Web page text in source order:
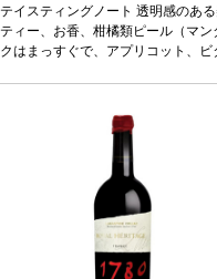
いを含む。ミッドパレットは、調
バターのニュアンスによりバラン
のテロワールに沿った心地よいデ
なスパイスを効かせたロースト野
葡萄品種ルーサンヌ、ヴ
*本ヴィンテージが在庫切れの場合
ヴィンテージに変更されますのでご
テイスティングノート 透明感のあ
ティー、お香、柑橘類ピール（マ
クはまっすぐで、アプリコット、
のテロワールに沿った心地よいデ
伴う。コクがあり濃厚な味わいで
とれたストラクチャーを持つ。
なスパイスを効かせたロースト野
葡萄品種 ルーサンヌ、ヴ